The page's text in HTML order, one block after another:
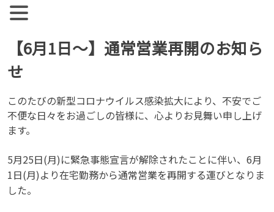
Skip
content
【公式】ジョブズコンストラクション
弊社では雇用促進を目標に人材紹介、人材派遣を行っておりま
離職率が非常に高い実情があります。
【6月1日～】通常営業再開のお知ら
せ
このたびの新型コロナウイルス感染拡大により、不安でご
不便な日々をお過ごしの皆様に、心よりお見舞い申し上げ
ます。
5月25日(月)に緊急事態宣言が解除されたことに伴い、6月
1日(月)より在宅勤務から通常営業を再開する運びとなりま
した。